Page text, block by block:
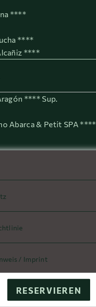
RESERVIEREN
****
****
****
**** Sup.
Abarca & Petit SPA ****
/ Imprint